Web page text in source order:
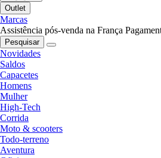
Outlet
Marcas
Assistência pós-venda na França
Pesquisar
Novidades
Saldos
Capacetes
Homens
Mulher
High-Tech
Corrida
Moto & scooters
Todo-terreno
Aventura